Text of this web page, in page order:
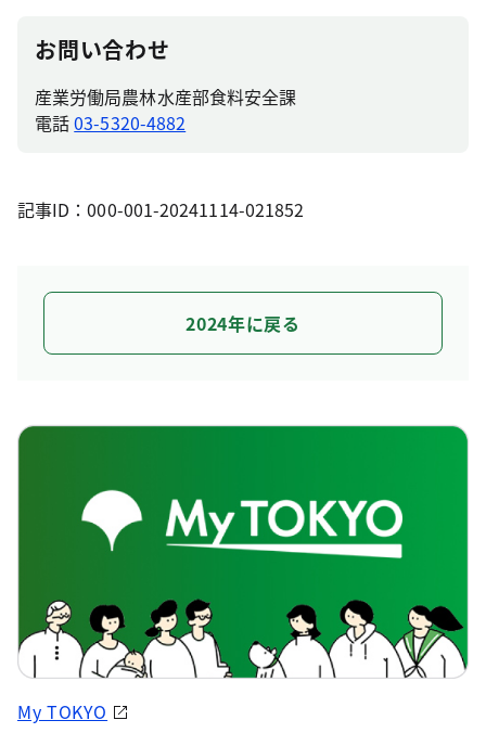
お問い合わせ
産業労働局農林水産部食料安全課
電話03-5320-4882
記事ID：000-001-20241114-021852
2024年に戻る
My TOKYO